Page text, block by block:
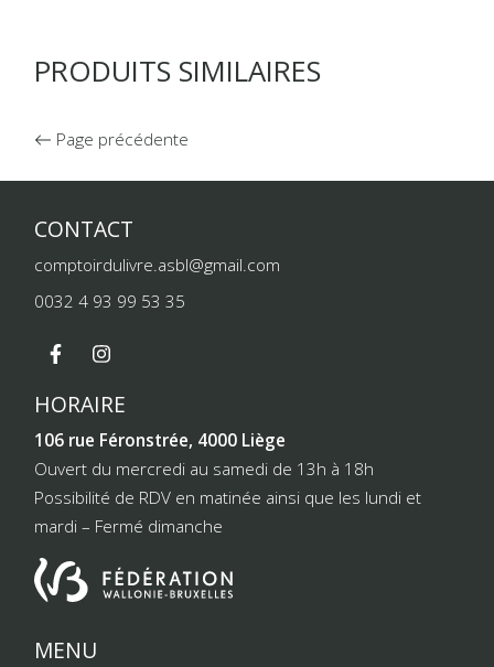
PRODUITS SIMILAIRES
Page précédente
CONTACT
comptoirdulivre.asbl@gmail.com
0032 4 93 99 53 35
HORAIRE
106 rue Féronstrée, 4000 Liège
Ouvert du mercredi au samedi de 13h à 18h
Possibilité de RDV en matinée ainsi que les lundi et
mardi – Fermé dimanche
MENU